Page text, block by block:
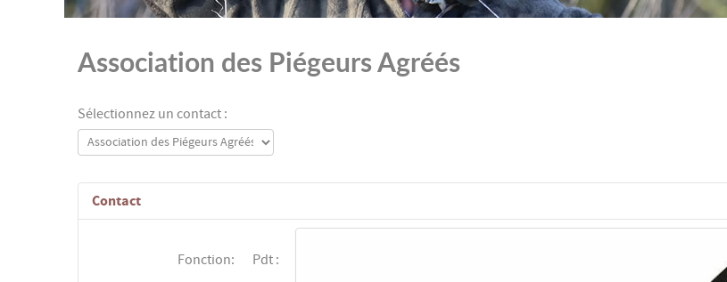
Association des Piégeurs Agréés
Sélectionnez un contact :
Contact
Fonction: Pdt :